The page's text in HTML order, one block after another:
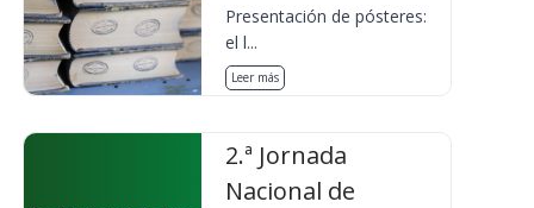
Presentación de pósteres:
el l...
Leer más
2.ª Jornada
Nacional de